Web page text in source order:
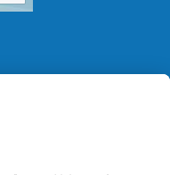
Produkte, die sich gut
Know-hows in